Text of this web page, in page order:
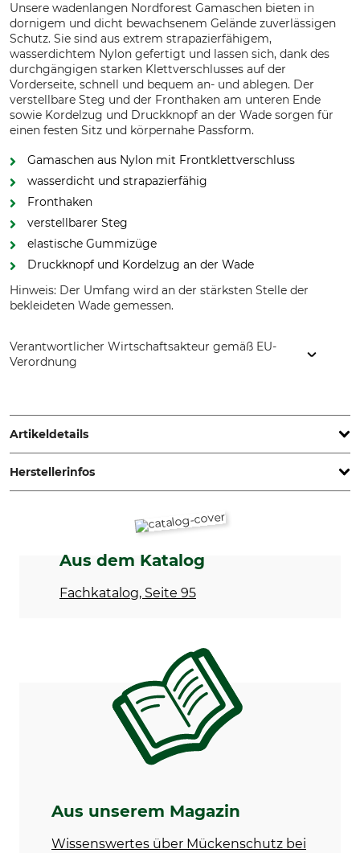
Unsere wadenlangen Nordforest Gamaschen bieten in
dornigem und dicht bewachsenem Gelände zuverlässigen
Schutz. Sie sind aus extrem strapazierfähigem,
wasserdichtem Nylon gefertigt und lassen sich, dank des
durchgängigen starken Klettverschlusses auf der
Vorderseite, schnell und bequem an- und ablegen. Der
verstellbare Steg und der Fronthaken am unteren Ende
sowie Kordelzug und Druckknopf an der Wade sorgen für
einen festen Sitz und körpernahe Passform.
Gamaschen aus Nylon mit Frontklettverschluss
wasserdicht und strapazierfähig
Fronthaken
verstellbarer Steg
elastische Gummizüge
Druckknopf und Kordelzug an der Wade
Hinweis: Der Umfang wird an der stärksten Stelle der
bekleideten Wade gemessen.
Verantwortlicher Wirtschaftsakteur gemäß EU-
Verordnung
www.grube.de
Artikeldetails
Marke
Nordforest
Gamaschen
Nichttextile Teile tierischen
Für
Herren
Herstellerinfos
Aus dem Katalog
Fachkatalog, Seite 95
Aus unserem Magazin
Wissenswertes über Mückenschutz bei